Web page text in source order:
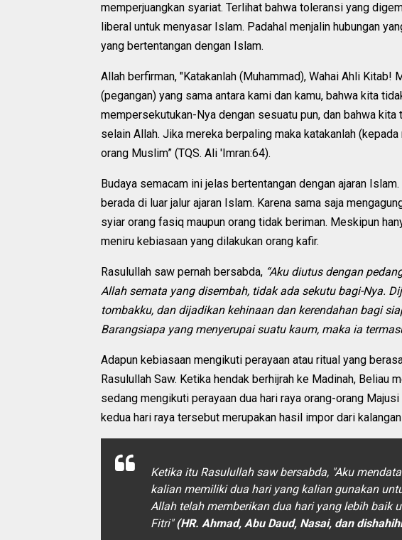
memperjuangkan syariat. Terlihat bahwa toleransi yang
liberal untuk menyasar Islam. Padahal menjalin hubungan
yang bertentangan dengan Islam.
Allah berfirman, "Katakanlah (Muhammad), Wahai Ahli Kitab!
(pegangan) yang sama antara kami dan kamu, bahwa kita
mempersekutukan-Nya dengan sesuatu pun, dan bahwa
selain Allah. Jika mereka berpaling maka katakanlah
orang Muslim” (TQS. Ali 'Imran:64).
Budaya semacam ini jelas bertentangan dengan ajaran
berada di luar jalur ajaran Islam. Karena sama saja
syiar orang fasiq maupun orang tidak beriman. Meskipun
meniru kebiasaan yang dilakukan orang kafir.
Rasulullah saw pernah bersabda, “Aku diutus dengan
Allah semata yang disembah, tidak ada sekutu bagi-Nya.
tombakku, dan dijadikan kehinaan dan kerendahan bagi
Barangsiapa yang menyerupai suatu kaum, maka ia
Adapun kebiasaan mengikuti perayaan atau ritual yang
Rasulullah Saw. Ketika hendak berhijrah ke Madinah, Beliau
sedang mengikuti perayaan dua hari raya orang-orang
kedua hari raya tersebut merupakan hasil impor dari
Ketika itu Rasulullah saw bersabda, "Aku
kalian memiliki dua hari yang kalian gunakan
Allah telah memberikan dua hari yang lebih baik
Fitri" (HR. Ahmad, Abu Daud, Nasai, dan